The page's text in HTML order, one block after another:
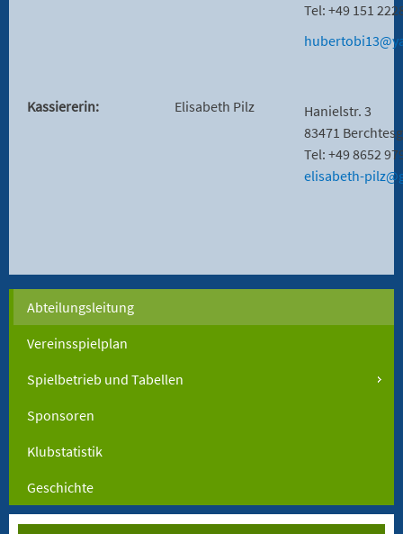
Tel: +49 151
Kassiererin: Elisabeth Pilz
Hanielstr. 3
83471
Tel: +49 8652
elisabeth-
Abteilungsleitung
Vereinsspielplan
Spielbetrieb und Tabellen
Sponsoren
Klubstatistik
Geschichte